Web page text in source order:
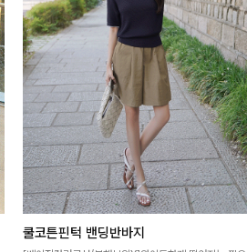
쿨코튼핀턱 밴딩반바지